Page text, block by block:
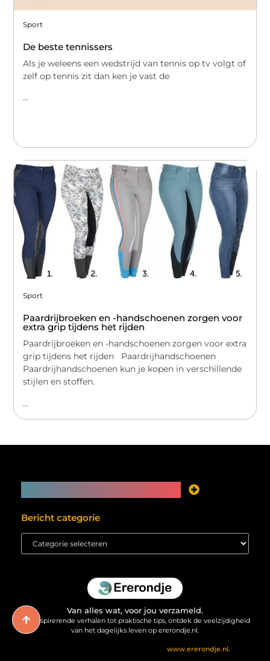
Sport
De beste tennissers
Als je weleens een wedstrijd van tennis op tv volgt of
zelf op tennis zit dan ken je vast de
...
Sport
Paardrijbroeken en -handschoenen zorgen voor
extra grip tijdens het rijden
Paardrijbroeken en -handschoenen zorgen voor extra
grip tijdens het rijden Paardrijhandschoenen
Paardrijhandschoenen kun je kopen in verschillende
stijlen en stoffen.
...
Bericht categorie
Van alles wat, voor jou verzameld.
Van inspirerende verhalen tot praktische tips, ontdek de veelzijdigheid
van het dagelijks leven op ererondje.nl.
www.ererondje.nl.